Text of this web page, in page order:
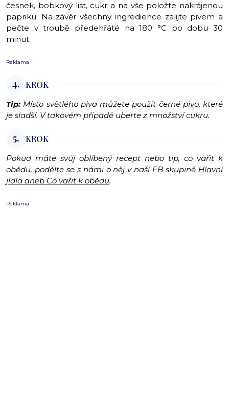
česnek, bobkový list, cukr a na vše položte nakrájenou
papriku. Na závěr všechny ingredience zalijte pivem a
pečte v troubě předehřáté na 180 °C po dobu 30
minut.
Reklama
4. KROK
Tip: Místo světlého piva můžete použít černé pivo, které
je sladší. V takovém případě uberte z množství cukru.
5. KROK
Pokud máte svůj oblíbený recept nebo tip, co vařit k
obědu, podělte se s námi o něj v naší FB skupině Hlavní
jídla aneb Co vařit k obědu.
Reklama